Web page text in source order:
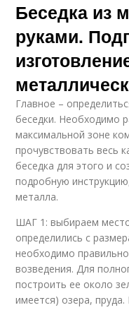
Беседка из
руками.
Главное –
беседки. Необходимо
максимальной зоне
прочувствовать весь
беседка для этого и
подробную
металла.
ШАГ 1: выбираем
определились с
необходимо
возведения. Для
построить ее около
имеется) озера,